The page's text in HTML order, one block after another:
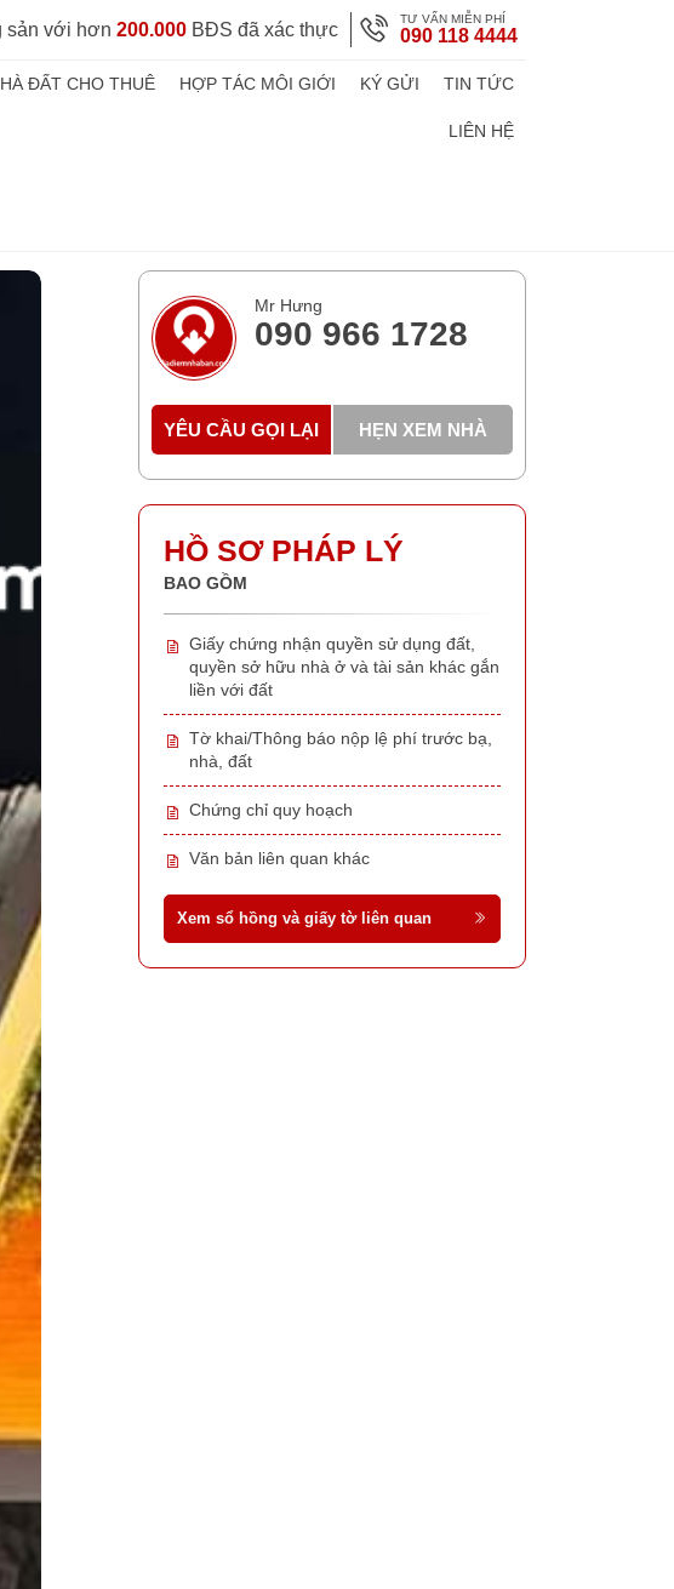
sản với hơn 200.000 BĐS đã xác thực TƯ VẤN MIỄN PHÍ
090 118 4444
ĐẤT CHO THUÊ HỢP TÁC MÔI GIỚI KÝ GỬI TIN TỨC
LIÊN HỆ
Mr Hưng
090 966 1728
YÊU CẦU GỌI LẠI HẸN XEM NHÀ
HỒ SƠ PHÁP LÝ
BAO GỒM
Giấy chứng nhận quyền sử dụng đất,
quyền sở hữu nhà ở và tài sản khác gắn
liền với đất
Tờ khai/Thông báo nộp lệ phí trước bạ,
nhà, đất
Chứng chỉ quy hoạch
Văn bản liên quan khác
Xem sổ hồng và giấy tờ liên quan